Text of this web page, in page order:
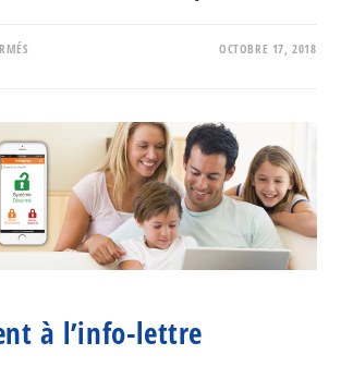
RECEVEZ
EN
RABAIS
OCTOBRE 17, 2018
à l’info-lettre